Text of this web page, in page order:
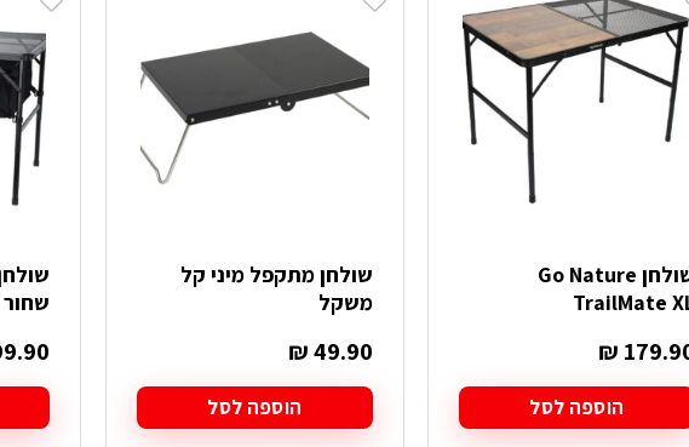
שולחן Go Nature
TrailMate
₪
הוספה לסל
שולחן מתקפל מיני קל
משקל
₪49.90
הוספה לסל
שחור